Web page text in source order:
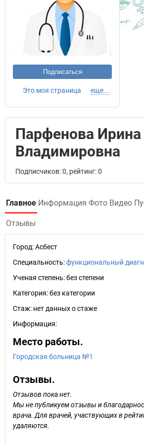
Подписаться
Это моя страница еще...
Парфенова Ирина
Владимировна
Подписчиков: 0, рейтинг: 0
Главное Информация Фото Видео
Отзывы
Город:Асбест
Специальность:функциональный
Ученая степень:без степени
Категория:без категории
Стаж: нет данных о стаже
Информация:
Место работы.
Городская больница №1
Отзывы.
Отзывов пока нет.
Мы не публикуем отзывы и
врача. Для врачей, участвующих в
удаляются.